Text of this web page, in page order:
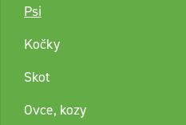
Psi
Kočky
Skot
Ovce, kozy